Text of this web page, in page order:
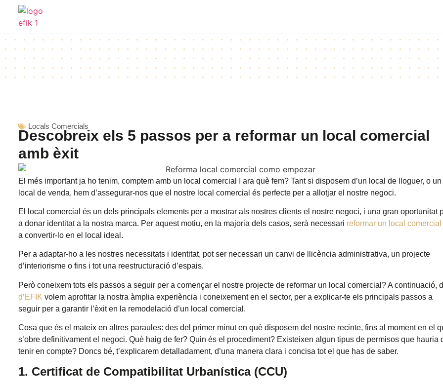
Locals Comercials
Descobreix els 5 passos per a reformar un local comercial
amb èxit
El més important ja ho tenim, comptem amb un local comercial I ara què fem? Tant si disposem d’un local de lloguer, o un
local de venda, hem d’assegurar-nos que el nostre local comercial és perfecte per a allotjar el nostre negoci.
El local comercial és un dels principals elements per a mostrar als nostres clients el nostre negoci, i una gran oportunitat
a donar identitat a la nostra marca. Per aquest motiu, en la majoria dels casos, serà necessari reformar un local comercial
a convertir-lo en el local ideal.
Per a adaptar-ho a les nostres necessitats i identitat, pot ser necessari un canvi de llicència administrativa, un projecte
d’interiorisme o fins i tot una reestructuració d’espais.
Però coneixem tots els passos a seguir per a començar el nostre projecte de reformar un local comercial? A continuació,
d’EFIK volem aprofitar la nostra àmplia experiència i coneixement en el sector, per a explicar-te els principals passos a
seguir per a garantir l’èxit en la remodelació d’un local comercial.
Cosa que és el mateix en altres paraules: des del primer minut en què disposem del nostre recinte, fins al moment en el
s’obre definitivament el negoci. Què haig de fer? Quin és el procediment? Existeixen algun tipus de permisos que hauria
tenir en compte? Doncs bé, t’explicarem detalladament, d’una manera clara i concisa tot el que has de saber.
1. Certificat de Compatibilitat Urbanística (CCU)